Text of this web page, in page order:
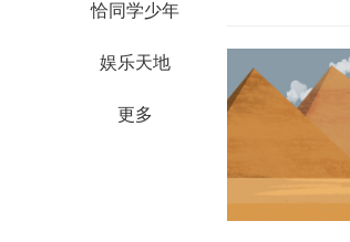
恰同学少年
娱乐天地
更多